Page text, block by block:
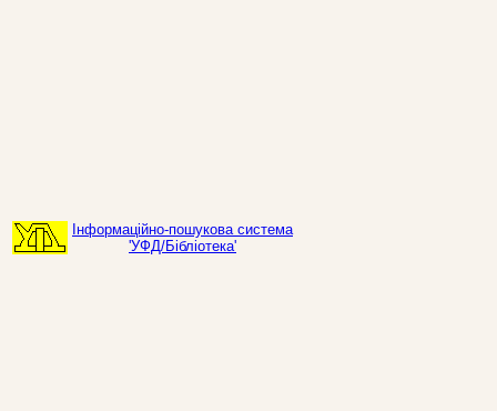
Інформаційно-пошукова система
'УФД/Бібліотека'